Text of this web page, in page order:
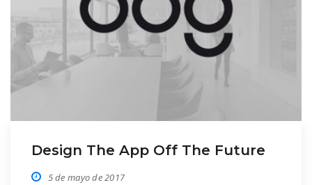
Design The App Off The Future
5 de mayo de 2017